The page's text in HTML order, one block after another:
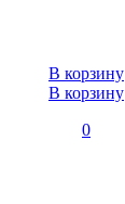
В корзину
В корзину
0